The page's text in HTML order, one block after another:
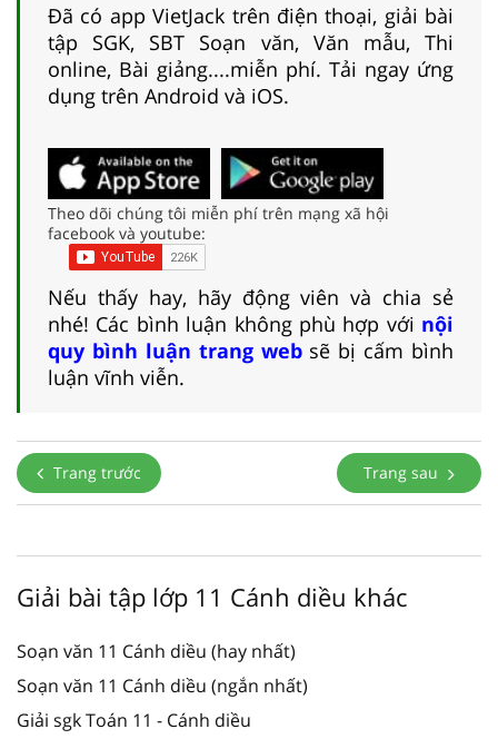
Đã có app VietJack trên điện thoại, giải bài
tập SGK, SBT Soạn văn, Văn mẫu, Thi
online, Bài giảng....miễn phí. Tải ngay ứng
dụng trên Android và iOS.
Theo dõi chúng tôi miễn phí trên mạng xã hội
facebook và youtube:
Nếu thấy hay, hãy động viên và chia sẻ
nhé! Các bình luận không phù hợp với nội
quy bình luận trang websẽ bị cấm bình
luận vĩnh viễn.
Trang trước Trang sau
Giải bài tập lớp 11 Cánh diều khác
Soạn văn 11 Cánh diều (hay nhất)
Soạn văn 11 Cánh diều (ngắn nhất)
Giải sgk Toán 11 - Cánh diều